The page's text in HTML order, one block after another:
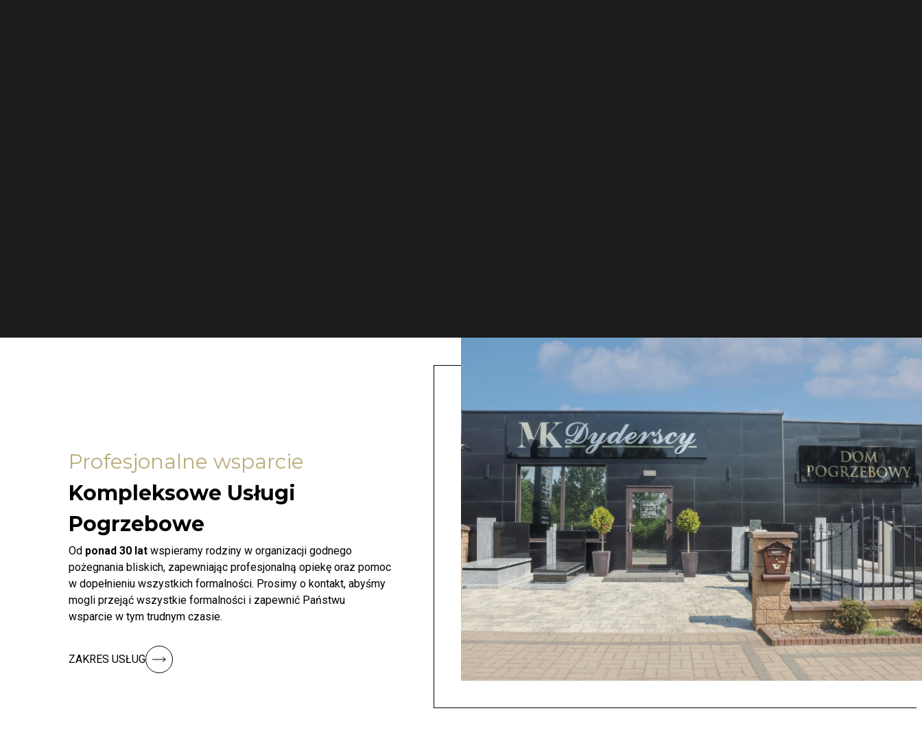
Profesjonalne wsparcie
Kompleksowe Usługi
Pogrzebowe
Od ponad 30 lat wspieramy rodziny w organizacji godnego
pożegnania bliskich, zapewniając profesjonalną opiekę oraz pomoc
w dopełnieniu wszystkich formalności. Prosimy o kontakt, abyśmy
mogli przejąć wszystkie formalności i zapewnić Państwu
wsparcie w tym trudnym czasie.
ZAKRES USŁUG